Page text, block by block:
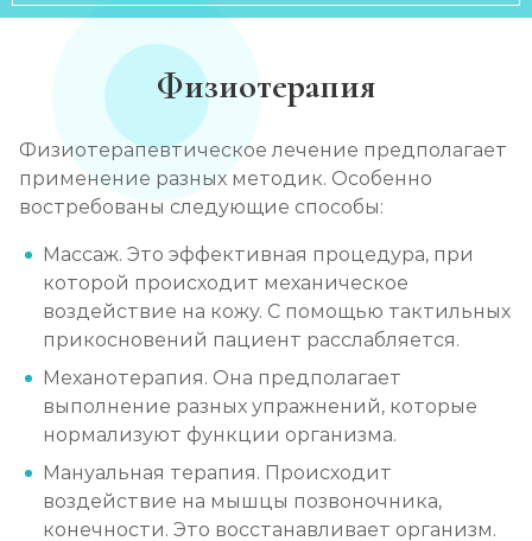
Физиотерапия
Физиотерапевтическое лечение предполагает
применение разных методик. Особенно
востребованы следующие способы:
Массаж. Это эффективная процедура, при
которой происходит механическое
воздействие на кожу. С помощью тактильных
прикосновений пациент расслабляется.
Механотерапия. Она предполагает
выполнение разных упражнений, которые
нормализуют функции организма.
Мануальная терапия. Происходит
воздействие на мышцы позвоночника,
конечности. Это восстанавливает организм.